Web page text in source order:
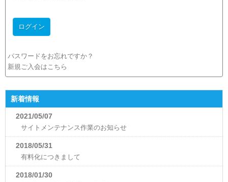
パスワードをお忘れですか？
新規ご入会はこちら
新着情報
2021/05/07
サイトメンテナンス作業のお知らせ
2018/05/31
有料化につきまして
2018/01/30